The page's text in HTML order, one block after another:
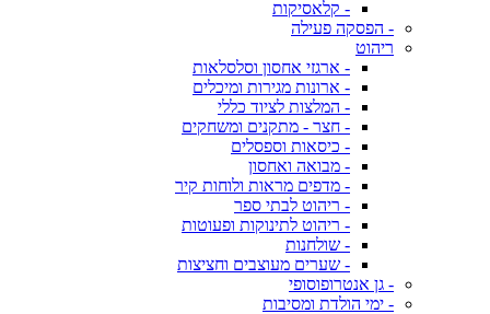
- קלאסיקות
- הפסקה פעילה
ריהוט
- ארגזי אחסון וסלסלאות
- ארונות מגירות ומיכלים
- המלצות לציוד כללי
- חצר - מתקנים ומשחקים
- כיסאות וספסלים
- מבואה ואחסון
- מדפים מראות ולוחות קיר
- ריהוט לבתי ספר
- ריהוט לתינוקות ופעוטות
- שולחנות
- שערים מעוצבים וחציצות
- גן אנטרופוסופי
- ימי הולדת ומסיבות